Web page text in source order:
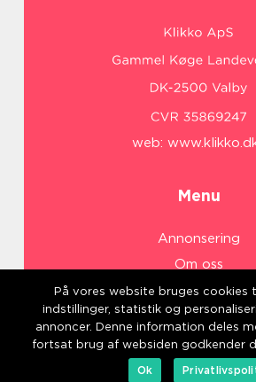
web:
Menu
Annonsering
Om oss
Cookies
Kontakta oss
Sitemap
På vores website bruges cookies
indstillinger, statistik og
annoncer. Denne information deles
fortsat brug af websiden godkender
Ok